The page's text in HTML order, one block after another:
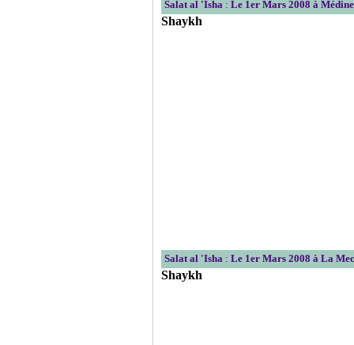
Salat al 'Isha : Le 1er Mars 2008 à Médine
Shaykh
Salat al 'Isha : Le 1er Mars 2008 à La
Shaykh